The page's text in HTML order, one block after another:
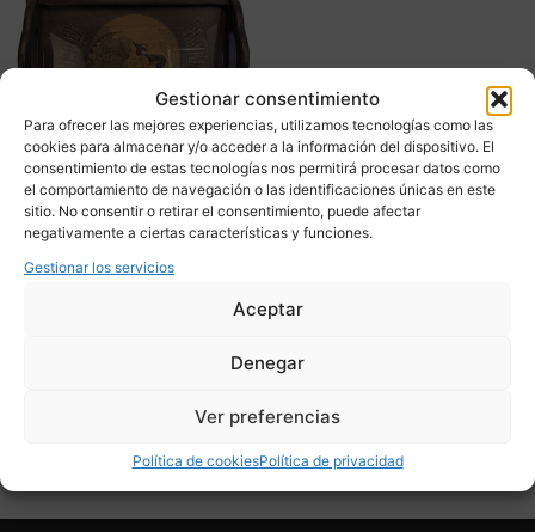
Gestionar consentimiento
Para ofrecer las mejores experiencias, utilizamos tecnologías como las
cookies para almacenar y/o acceder a la información del dispositivo. El
consentimiento de estas tecnologías nos permitirá procesar datos como
el comportamiento de navegación o las identificaciones únicas en este
sitio. No consentir o retirar el consentimiento, puede afectar
negativamente a ciertas características y funciones.
Gestionar los servicios
Aceptar
Denegar
Ver preferencias
Política de cookiesPolítica de privacidad
Bandeja tallada antílopes,
madera, Art Déco, p. s. XX
– Francia